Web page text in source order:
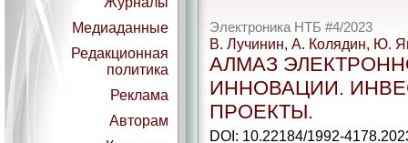
Медиаданные
Редакционная
политика
Реклама
Авторам
Электроника НТБ #4/2023
В. Лучинин, А. Колядин, Ю.
АЛМАЗ
ИННОВАЦИИ.
ПРОЕКТЫ.
DOI: 10.22184/1992-